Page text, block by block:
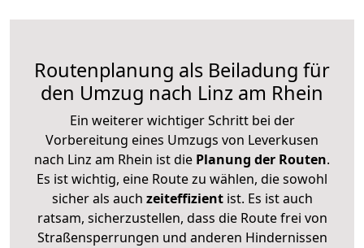
Routenplanung als Beiladung für
den Umzug nach Linz am Rhein
Ein weiterer wichtiger Schritt bei der
Vorbereitung eines Umzugs von Leverkusen
nach Linz am Rhein ist die Planung der Routen.
Es ist wichtig, eine Route zu wählen, die sowohl
sicher als auch zeiteffizientist. Es ist auch
ratsam, sicherzustellen, dass die Route frei von
Straßensperrungen und anderen Hindernissen